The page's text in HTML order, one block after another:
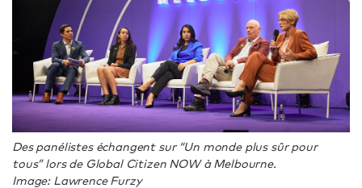
Des panélistes échangent sur “Un monde plus sûr pour
tous” lors de Global Citizen NOW à Melbourne.
Image: Lawrence Furzy